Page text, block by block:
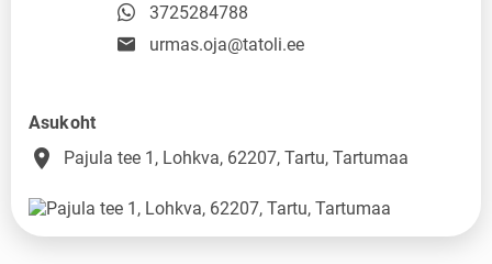
3725284788
urmas.oja@tatoli.ee
Asukoht
place Pajula tee 1, Lohkva, 62207, Tartu, Tartumaa